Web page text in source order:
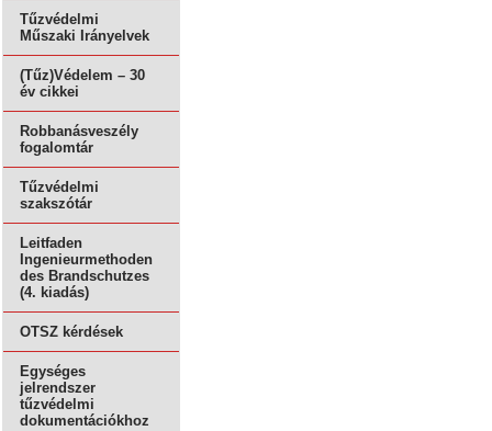
Tűzvédelmi
Műszaki Irányelvek
(Tűz)Védelem – 30
év cikkei
Robbanásveszély
fogalomtár
Tűzvédelmi
szakszótár
Leitfaden
Ingenieurmethoden
des Brandschutzes
(4. kiadás)
OTSZ kérdések
Egységes
jelrendszer
tűzvédelmi
dokumentációkhoz